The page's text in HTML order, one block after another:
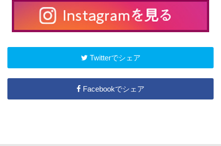
Twitterでシェア
Facebookでシェア